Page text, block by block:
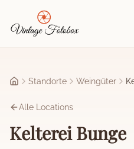
Startseite
Standorte Weingüter
Alle Locations
Kelterei Bunge